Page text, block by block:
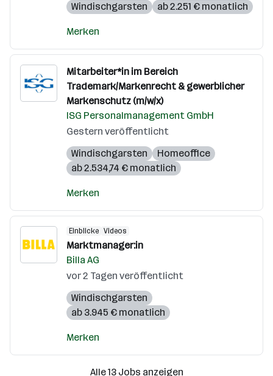
Windischgarsten
ab 2.251 € monatlich
Merken
Mitarbeiter*in im Bereich
Trademark/Markenrecht & gewerblicher
Markenschutz (m/w/x)
ISG Personalmanagement GmbH
Gestern veröffentlicht
Windischgarsten
Homeoffice
ab 2.534,74 € monatlich
Merken
Einblicke Videos
Marktmanager:in
Billa AG
vor 2 Tagen veröffentlicht
Windischgarsten
ab 3.945 € monatlich
Merken
Alle 13 Jobs anzeigen